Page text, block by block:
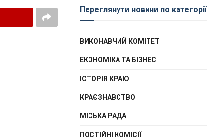
Переглянути новини по категорії
ВИКОНАВЧИЙ КОМІТЕТ
ЕКОНОМІКА ТА БІЗНЕС
ІСТОРІЯ КРАЮ
КРАЄЗНАВСТВО
МІСЬКА РАДА
ПОСТІЙНІ КОМІСІЇ